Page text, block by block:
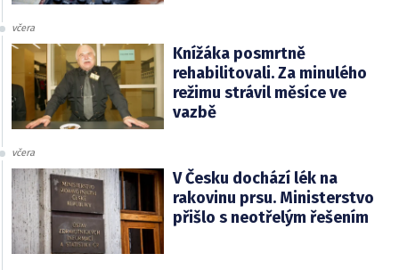
včera
Knížáka posmrtně
rehabilitovali. Za minulého
režimu strávil měsíce ve
vazbě
včera
V Česku dochází lék na
rakovinu prsu. Ministerstvo
přišlo s neotřelým řešením